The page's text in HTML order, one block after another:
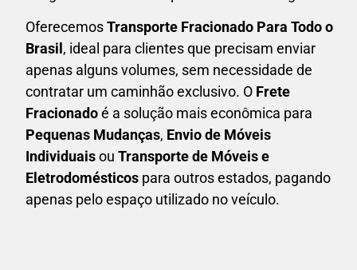
OferecemosTransporte Fracionado Para Todo o
Brasil , ideal para clientes que precisam enviar
apenas alguns volumes, sem necessidade de
contratar um caminhão exclusivo. O Frete
Fracionadoé a solução mais econômica para
Pequenas Mudanças, Envio de Móveis
Individuaisou Transporte de Móveis e
Eletrodomésticos para outros estados, pagando
apenas pelo espaço utilizado no veículo.